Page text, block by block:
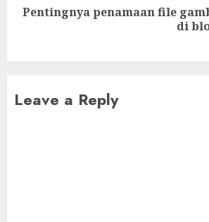
Next
Pentingnya penamaan file
di
Leave a Reply